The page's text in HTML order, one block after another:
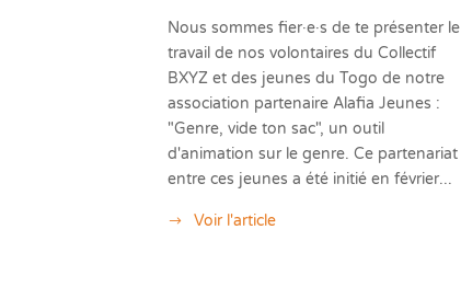
Nous sommes fier·e·s de te présenter le
travail de nos volontaires du Collectif
BXYZ et des jeunes du Togo de notre
association partenaire Alafia Jeunes :
"Genre, vide ton sac", un outil
d'animation sur le genre. Ce partenariat
entre ces jeunes a été initié en février...
Voir l'article